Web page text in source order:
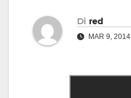
Di red
MAR 9, 2014